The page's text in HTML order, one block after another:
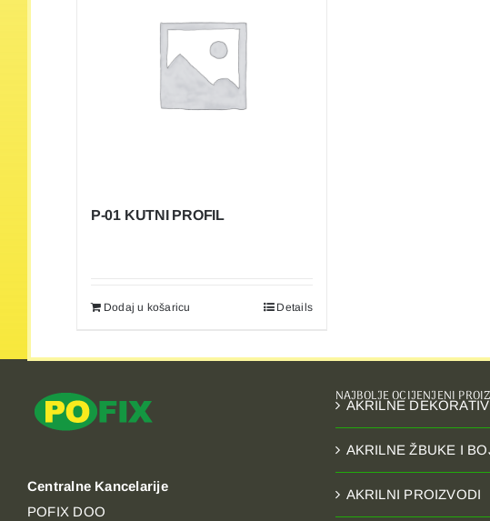
P-01 KUTNI PROFIL
Dodaj u košaricu Details
Centralne Kancelarije
POFIX DOO
NAJBOLJE OCIJENJENI
AKRILNE
AKRILNE ŽBUKE I
AKRILNI PROIZVODI